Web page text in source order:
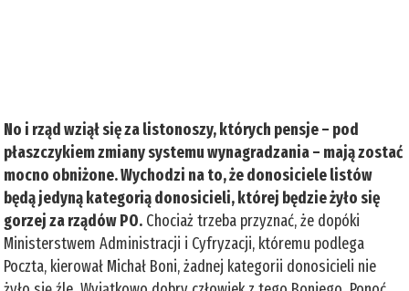
No i rząd wziął się za listonoszy, których pensje – pod
płaszczykiem zmiany systemu wynagradzania – mają zostać
mocno obniżone. Wychodzi na to, że donosiciele listów
będą jedyną kategorią donosicieli, której będzie żyło się
gorzej za rządów PO. Chociaż trzeba przyznać, że dopóki
Ministerstwem Administracji i Cyfryzacji, któremu podlega
Poczta, kierował Michał Boni, żadnej kategorii donosicieli nie